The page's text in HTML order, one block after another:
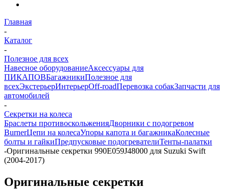
Главная
-
Каталог
-
Полезное для всех
Навесное оборудованиеАксессуары для
ПИКАПОВБагажникиПолезное для
всехЭкстерьерИнтерьерOff-roadПеревозка собакЗапчасти для
автомобилей
-
Секретки на колеса
Браслеты противоскольженияДворники с подогревом
BurnerЦепи на колесаУпоры капота и багажникаКолесные
болты и гайкиПредпусковые подогревателиТенты-палатки
-Оригинальные секретки 990E059J48000 для Suzuki Swift
(2004-2017)
Оригинальные секретки